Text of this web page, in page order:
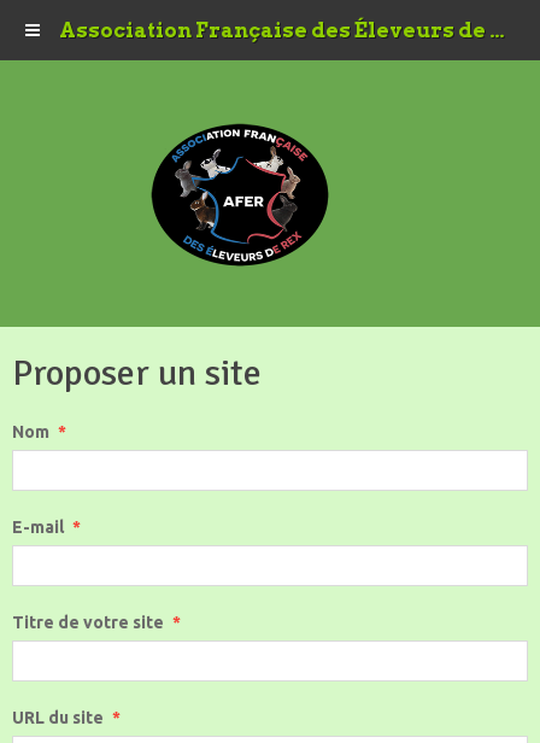
Association Française des Éleveurs de Rex
Proposer un site
Nom
E-mail
Titre de votre site
URL du site